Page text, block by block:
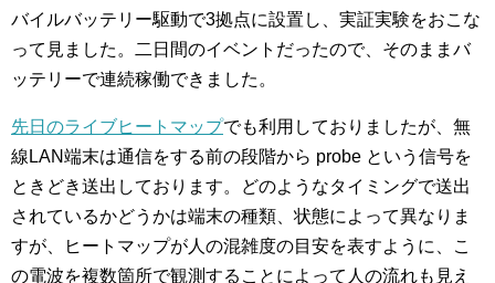
バイルバッテリー駆動で3拠点に設置し、実証実験をおこな
って見ました。二日間のイベントだったので、そのままバ
ッテリーで連続稼働できました。
先日のライブヒートマップでも利用しておりましたが、無
線LAN端末は通信をする前の段階から probe という信号を
ときどき送出しております。どのようなタイミングで送出
されているかどうかは端末の種類、状態によって異なりま
すが、ヒートマップが人の混雑度の目安を表すように、こ
の電波を複数箇所で観測することによって人の流れも見え